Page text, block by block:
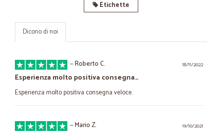
Etichette
Dicono di noi
18/11/2022
—Roberto C.
Esperienza molto positiva consegna…
Esperienza molto positiva consegna veloce.
19/10/2021
—Mario Z.